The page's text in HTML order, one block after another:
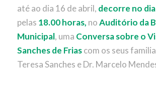
até ao dia 16 de abril, decorre no
pelas 18.00 horas, noAuditório da
Municipal, uma Conversa sobre o
Sanches de Friascom os seus
Teresa Sanches e Dr. Marcelo